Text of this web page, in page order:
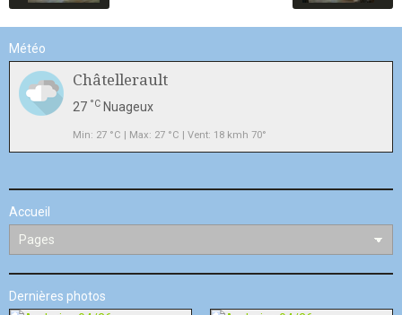
Météo
Châtellerault
27 °C Nuageux
Min: 27 °C | Max: 27 °C | Vent: 18 kmh 70°
Accueil
Dernières photos